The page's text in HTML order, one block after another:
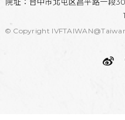
© Copyright